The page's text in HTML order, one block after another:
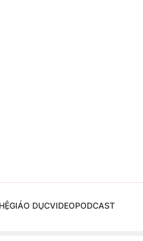
GIÁO DỤCVIDEOPODCAST